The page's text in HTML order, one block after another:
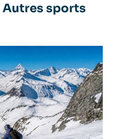
Autres sports